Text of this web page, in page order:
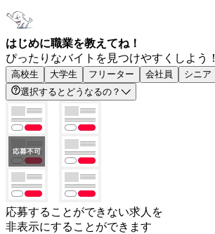
はじめに職業を教えてね！
ぴったりなバイトを見つけやすくしよう！
高校生 大学生 フリーター 会社員 シニア
選択するとどうなるの？
応募することができない求人を
非表示にすることができます